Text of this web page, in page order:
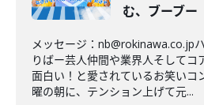
む、ブーブー
メッセージ：nb@rokinawa.co.jp
りばー芸人仲間や業界人そしてコ
面白い！と愛されているお笑いコ
曜の朝に、テンション上げて元...